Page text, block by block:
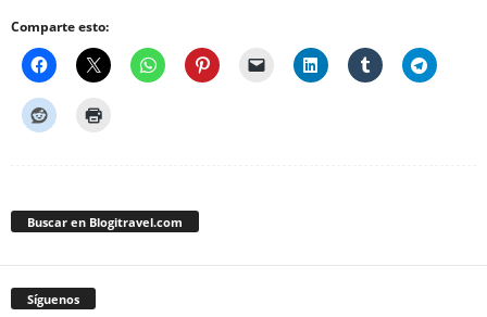
Comparte esto:
Buscar en Blogitravel.com
Síguenos